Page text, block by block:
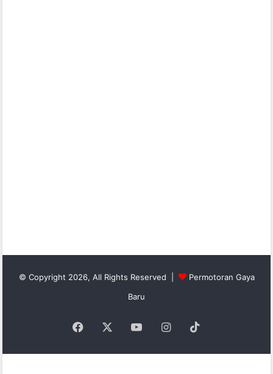
© Copyright 2026, All Rights Reserved |
Permotoran Gaya
Baru
Facebook YouTubeInstagram